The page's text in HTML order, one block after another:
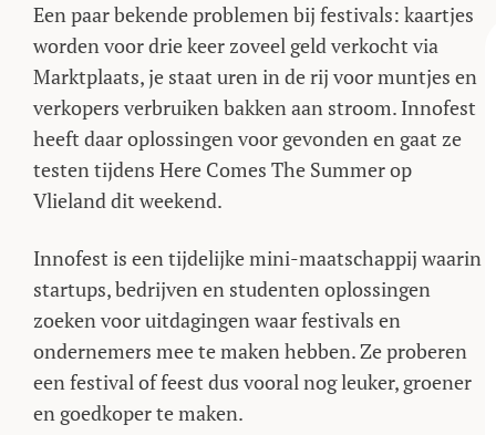
Een paar bekende problemen bij festivals: kaartjes
worden voor drie keer zoveel geld verkocht via
Marktplaats, je staat uren in de rij voor muntjes en
verkopers verbruiken bakken aan stroom. Innofest
heeft daar oplossingen voor gevonden en gaat ze
testen tijdens Here Comes The Summer op
Vlieland dit weekend.
Innofest is een tijdelijke mini-maatschappij waarin
startups, bedrijven en studenten oplossingen
zoeken voor uitdagingen waar festivals en
ondernemers mee te maken hebben. Ze proberen
een festival of feest dus vooral nog leuker, groener
en goedkoper te maken.